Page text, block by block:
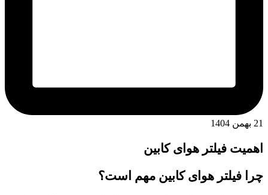
21 بهمن 1404
اهمیت فیلتر هوای کابین
چرا فیلتر هوای کابین مهم است؟